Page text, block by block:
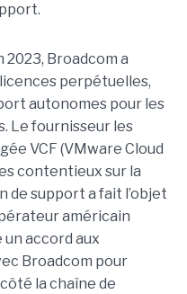
Broadcom a
perpétuelles,
autonomes pour les
Le fournisseur les
VCF (VMware Cloud
contentieux sur la
de support a fait l’objet
américain
accord aux
Broadcom pour
la chaîne de